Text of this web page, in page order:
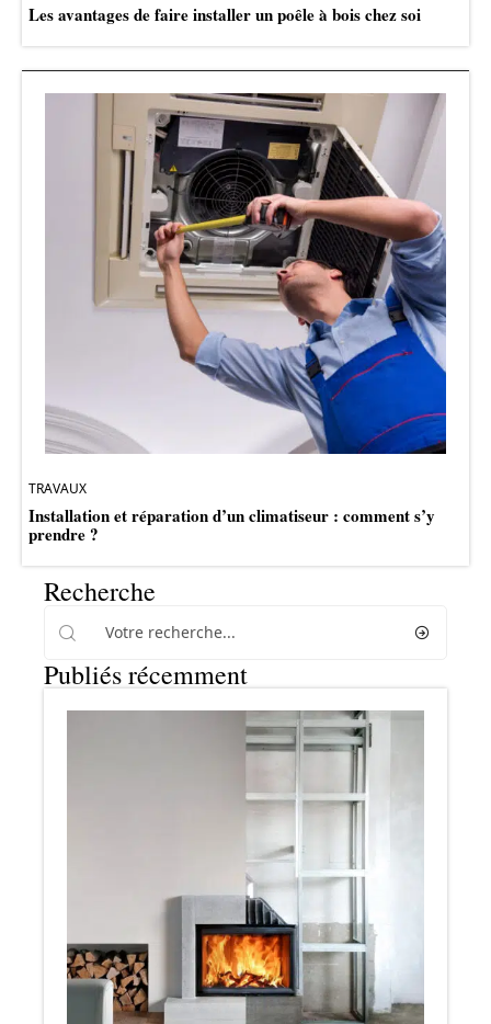
Les avantages de faire installer un poêle à bois chez soi
TRAVAUX
Installation et réparation d’un climatiseur : comment s’y
prendre ?
Recherche
Publiés récemment